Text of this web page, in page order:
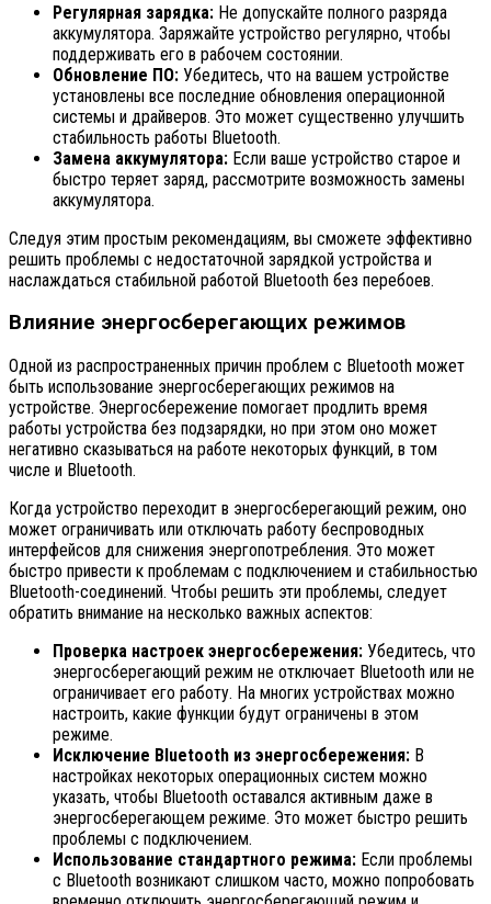
Регулярная зарядка: Не допускайте полного разряда
аккумулятора. Заряжайте устройство регулярно, чтобы
поддерживать его в рабочем состоянии.
Обновление ПО: Убедитесь, что на вашем устройстве
установлены все последние обновления операционной
системы и драйверов. Это может существенно улучшить
стабильность работы Bluetooth.
Замена аккумулятора: Если ваше устройство старое и
быстро теряет заряд, рассмотрите возможность замены
аккумулятора.
Следуя этим простым рекомендациям, вы сможете эффективно
решить проблемы с недостаточной зарядкой устройства и
наслаждаться стабильной работой Bluetooth без перебоев.
Влияние энергосберегающих режимов
Одной из распространенных причин проблем с Bluetooth может
быть использование энергосберегающих режимов на
устройстве. Энергосбережение помогает продлить время
работы устройства без подзарядки, но при этом оно может
негативно сказываться на работе некоторых функций, в том
числе и Bluetooth.
Когда устройство переходит в энергосберегающий режим, оно
может ограничивать или отключать работу беспроводных
интерфейсов для снижения энергопотребления. Это может
быстро привести к проблемам с подключением и стабильностью
Bluetooth-соединений. Чтобы решить эти проблемы, следует
обратить внимание на несколько важных аспектов:
Проверка настроек энергосбережения: Убедитесь, что
энергосберегающий режим не отключает Bluetooth или не
ограничивает его работу. На многих устройствах можно
настроить, какие функции будут ограничены в этом
режиме.
Исключение Bluetooth из энергосбережения: В
настройках некоторых операционных систем можно
указать, чтобы Bluetooth оставался активным даже в
энергосберегающем режиме. Это может быстро решить
проблемы с подключением.
Использование стандартного режима: Если проблемы
с Bluetooth возникают слишком часто, можно попробовать